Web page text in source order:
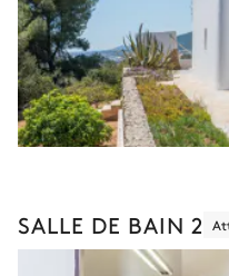
SALLE DE BAIN 2